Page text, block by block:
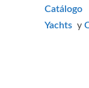
Yachts y